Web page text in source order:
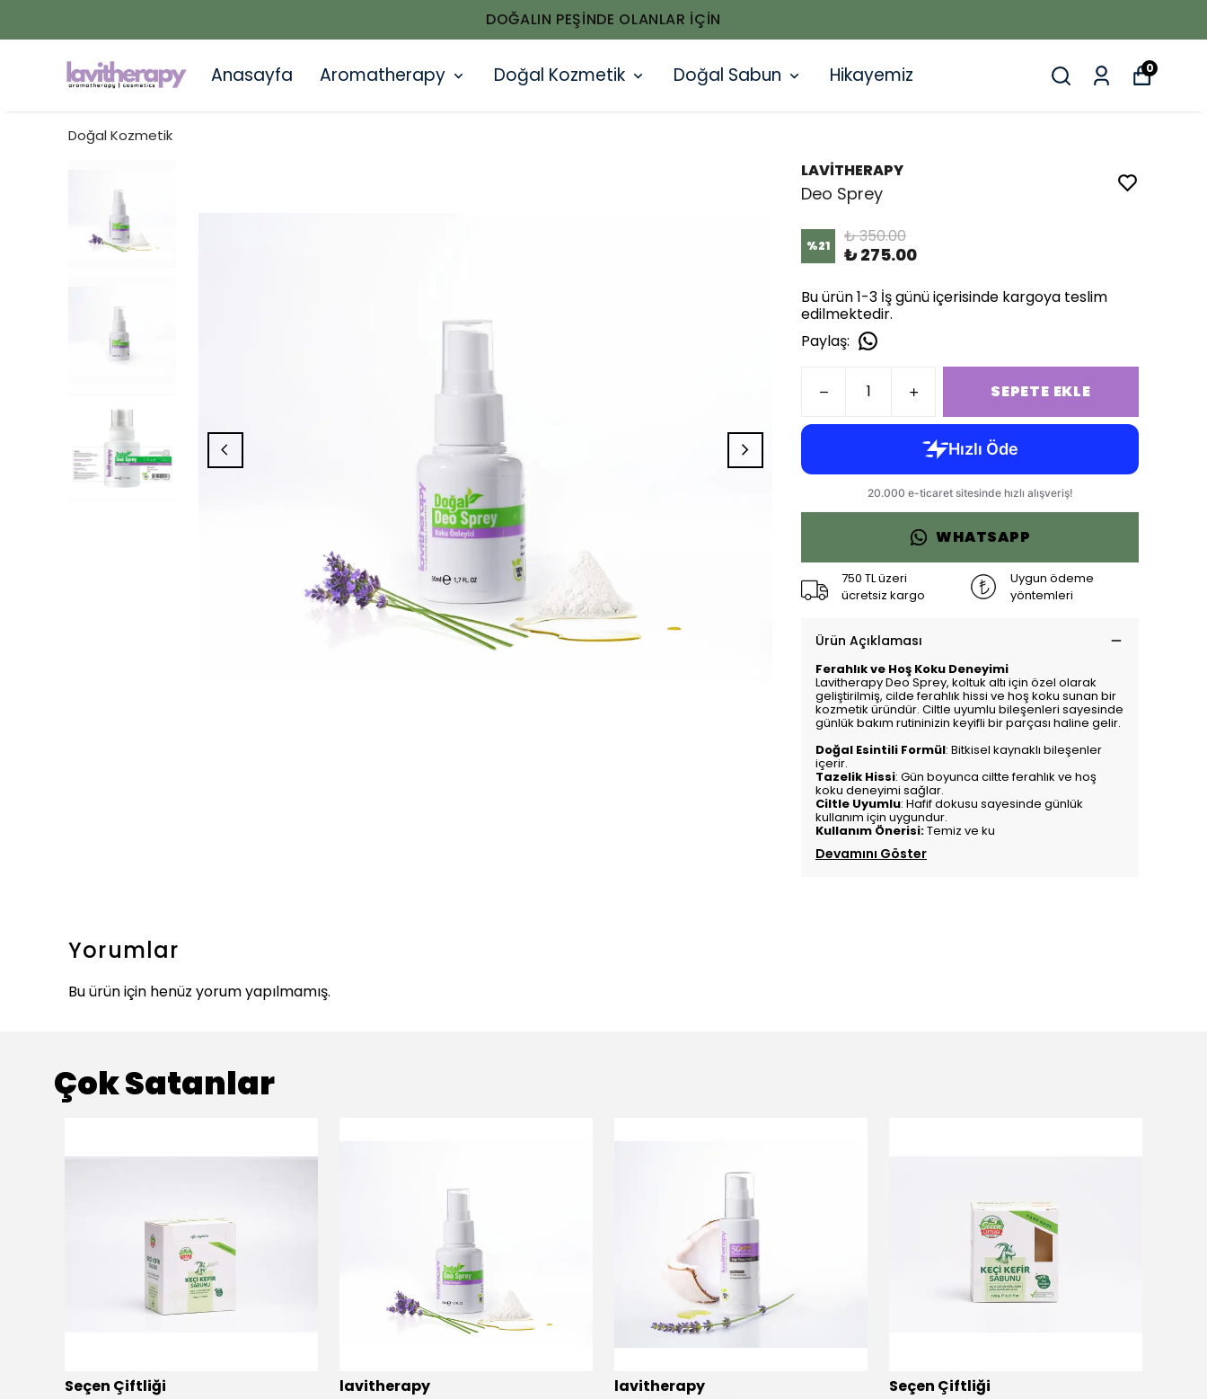
DOĞALIN PEŞINDE OLANLAR IÇIN
Anasayfa Aromatherapy Doğal Kozmetik Doğal Sabun Hikayemiz 0
Doğal Kozmetik
LAVİTHERAPY
Deo Sprey
%21 ₺ 350.00
₺ 275.00
Bu ürün 1-3 İş günü içerisinde kargoya teslim
edilmektedir.
Paylaş:
SEPETE EKLE
WHATSAPP
750 TL üzeri
ücretsiz kargo
Uygun ödeme
yöntemleri
Ürün Açıklaması
Ferahlık ve Hoş Koku Deneyimi
Lavitherapy Deo Sprey, koltuk altı için özel olarak
geliştirilmiş, cilde ferahlık hissi ve hoş koku sunan bir
kozmetik üründür. Ciltle uyumlu bileşenleri sayesinde
günlük bakım rutininizin keyifli bir parçası haline gelir.
Doğal Esintili Formül: Bitkisel kaynaklı bileşenler
içerir.
Tazelik Hissi: Gün boyunca ciltte ferahlık ve hoş
koku deneyimi sağlar.
Ciltle Uyumlu: Hafif dokusu sayesinde günlük
kullanım için uygundur.
Kullanım Önerisi:Temiz ve ku
Devamını Göster
Yorumlar
Bu ürün için henüz yorum yapılmamış.
Çok Satanlar
Seçen Çiftliği lavitherapy lavitherapy Seçen Çiftliği